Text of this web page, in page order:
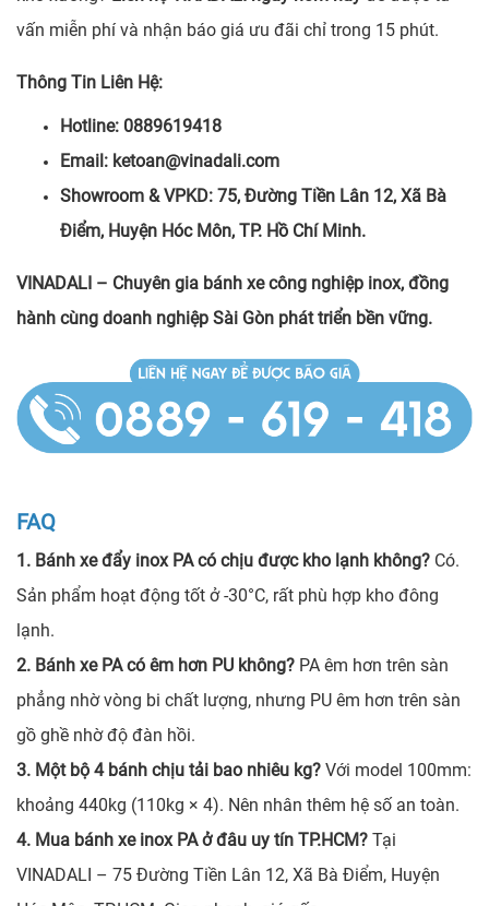
vấn miễn phí và nhận báo giá ưu đãi chỉ trong 15 phút.
Thông Tin Liên Hệ:
Hotline: 0889619418
Email: ketoan@vinadali.com
Showroom & VPKD: 75, Đường Tiền Lân 12, Xã Bà
Điểm, Huyện Hóc Môn, TP. Hồ Chí Minh.
VINADALI – Chuyên gia bánh xe công nghiệp inox, đồng
hành cùng doanh nghiệp Sài Gòn phát triển bền vững.
FAQ
1. Bánh xe đẩy inox PA có chịu được kho lạnh không? Có.
Sản phẩm hoạt động tốt ở -30°C, rất phù hợp kho đông
lạnh.
2. Bánh xe PA có êm hơn PU không? PA êm hơn trên sàn
phẳng nhờ vòng bi chất lượng, nhưng PU êm hơn trên sàn
gồ ghề nhờ độ đàn hồi.
3. Một bộ 4 bánh chịu tải bao nhiêu kg? Với model 100mm:
khoảng 440kg (110kg × 4). Nên nhân thêm hệ số an toàn.
4. Mua bánh xe inox PA ở đâu uy tín TP.HCM? Tại
VINADALI – 75 Đường Tiền Lân 12, Xã Bà Điểm, Huyện